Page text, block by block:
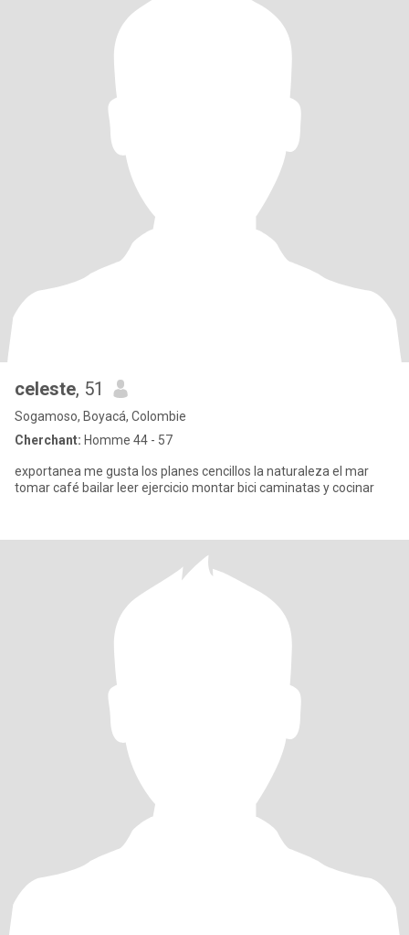
celeste, 51
Sogamoso, Boyacá, Colombie
Cherchant: Homme 44 - 57
exportanea me gusta los planes cencillos la naturaleza el mar
tomar café bailar leer ejercicio montar bici caminatas y cocinar